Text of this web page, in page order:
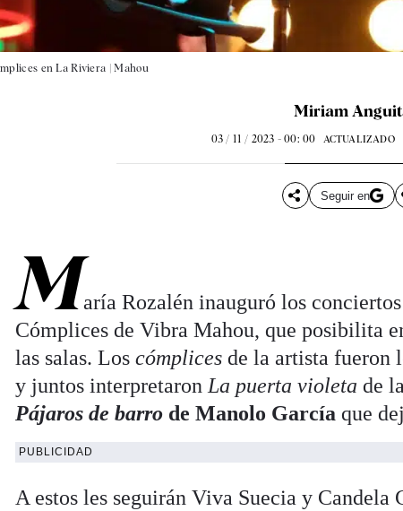
en La Riviera |Mahou
Miriam
03 / 11 / 2023 - 00: 00 ACTUALIZADO
Seguir en
María Rozalén inauguró los
Cómplices de Vibra Mahou, que posibilita
las salas. Los cómplices de la artista fueron
y juntos interpretaronLa puerta violeta de
Pájaros de barrode Manolo Garcíaque
PUBLICIDAD
A estos les seguirán Viva Suecia y Candela